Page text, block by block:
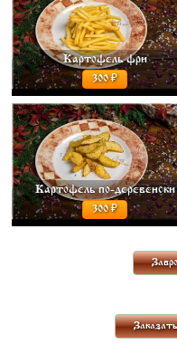
Картофель фри
300
Картофель по-деревенски
300
КАРТОФЕЛЬ ПО-
ЧЕСНОКОМ И ЗЕЛЕНЬЮ 200 ГР.